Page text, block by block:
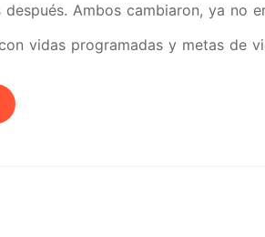
Ambos cambiaron, ya no
vidas programadas y metas de
Aubrey tenía muchos secretos
era fuego intenso. Y Dominic